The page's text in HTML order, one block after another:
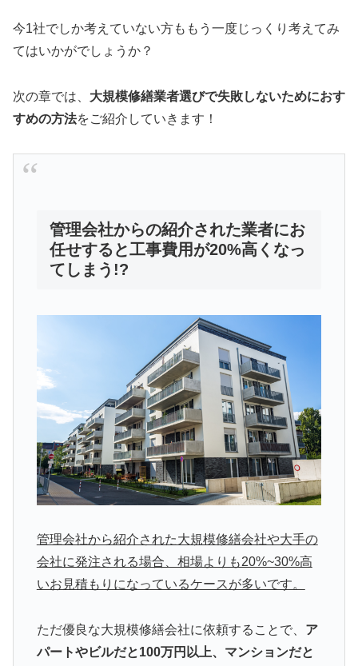
今1社でしか考えていない方ももう一度じっくり考えてみ
てはいかがでしょうか？
次の章では、 大規模修繕業者選びで失敗しないためにおす
すめの方法をご紹介していきます！
管理会社からの紹介された業者にお
任せすると工事費用が20%高くなっ
てしまう!?
管理会社から紹介された大規模修繕会社や大手の
会社に発注される場合、相場よりも20%~30%高
いお見積もりになっているケースが多いです。
ただ優良な大規模修繕会社に依頼することで、 ア
パートやビルだと100万円以上、マンションだと